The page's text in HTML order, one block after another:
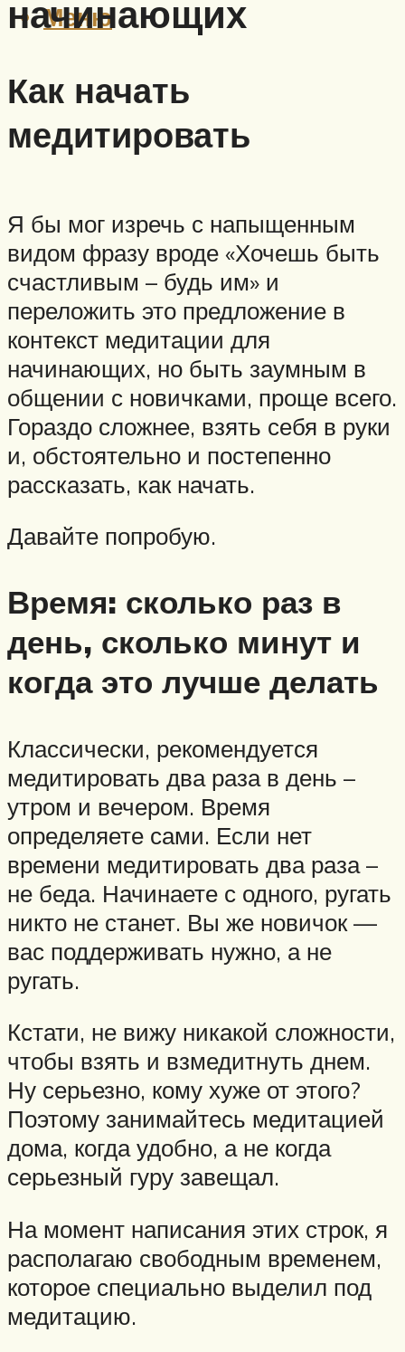
Меню
начинающих
Как начать
медитировать
Я бы мог изречь с напыщенным
видом фразу вроде «Хочешь быть
счастливым – будь им» и
переложить это предложение в
контекст медитации для
начинающих, но быть заумным в
общении с новичками, проще всего.
Гораздо сложнее, взять себя в руки
и, обстоятельно и постепенно
рассказать, как начать.
Давайте попробую.
Время: сколько раз в
день, сколько минут и
когда это лучше делать
Классически, рекомендуется
медитировать два раза в день –
утром и вечером. Время
определяете сами. Если нет
времени медитировать два раза –
не беда. Начинаете с одного, ругать
никто не станет. Вы же новичок —
вас поддерживать нужно, а не
ругать.
Кстати, не вижу никакой сложности,
чтобы взять и взмедитнуть днем.
Ну серьезно, кому хуже от этого?
Поэтому занимайтесь медитацией
дома, когда удобно, а не когда
серьезный гуру завещал.
На момент написания этих строк, я
располагаю свободным временем,
которое специально выделил под
медитацию.